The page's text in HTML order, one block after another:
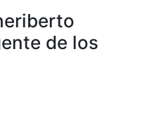
de los